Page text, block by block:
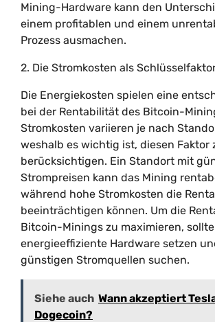
Mining-Hardware kann den
einem profitablen und einem
Prozess ausmachen.
2. Die Stromkosten als
Die Energiekosten spielen eine
bei der Rentabilität des Bitcoin-
Stromkosten variieren je nach
weshalb es wichtig ist, diesen Faktor
berücksichtigen. Ein Standort mit
Strompreisen kann das Mining
während hohe Stromkosten die
beeinträchtigen können. Um die
Bitcoin-Minings zu maximieren,
energieeffiziente Hardware setzen
günstigen Stromquellen suchen.
Siehe auch Wann akzeptiert
Dogecoin?